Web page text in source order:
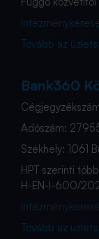
Tovább az
Bank360
Adószám:
Székhely: 1061
HPT szerinti
H-EN-I-600/
Tovább az